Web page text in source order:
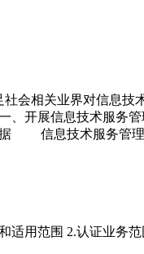
相关业界对信息技
、开展信息技术服
据 信息技术服务管
适用范围 2.认证业务